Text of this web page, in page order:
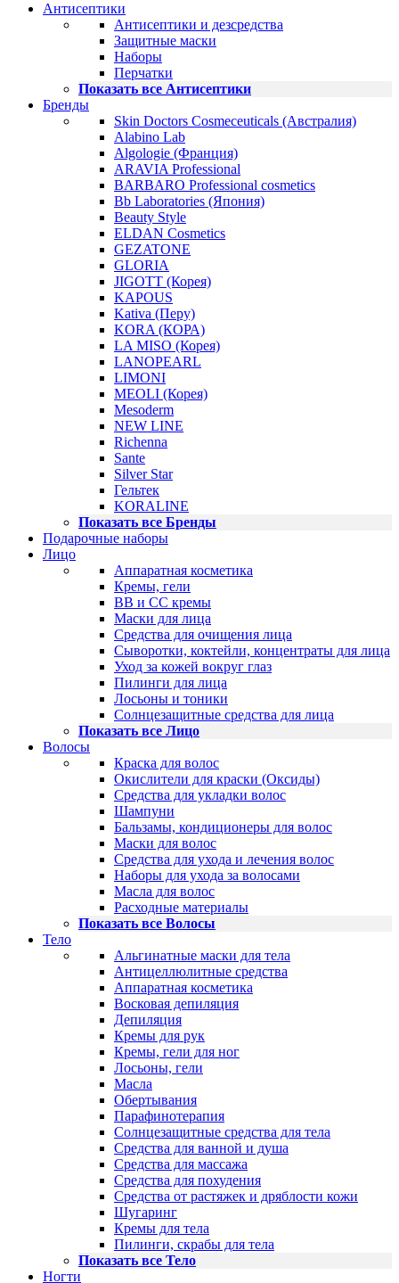
Антисептики
Антисептики и дезсредства
Защитные маски
Наборы
Перчатки
Показать все Антисептики
Бренды
Skin Doctors Cosmeceuticals (Австралия)
Alabino Lab
Algologie (Франция)
ARAVIA Professional
BARBARO Professional cosmetics
Bb Laboratories (Япония)
Beauty Style
ELDAN Cosmetics
GEZATONE
GLORIA
JIGOTT (Корея)
KAPOUS
Kativa (Перу)
KORA (КОРА)
LA MISO (Корея)
LANOPEARL
LIMONI
MEOLI (Корея)
Mesoderm
NEW LINE
Richenna
Sante
Silver Star
Гельтек
KORALINE
Показать все Бренды
Подарочные наборы
Лицо
Аппаратная косметика
Кремы, гели
BB и CC кремы
Маски для лица
Средства для очищения лица
Сыворотки, коктейли, концентраты для лица
Уход за кожей вокруг глаз
Пилинги для лица
Лосьоны и тоники
Солнцезащитные средства для лица
Показать все Лицо
Волосы
Краска для волос
Окислители для краски (Оксиды)
Средства для укладки волос
Шампуни
Бальзамы, кондиционеры для волос
Маски для волос
Средства для ухода и лечения волос
Наборы для ухода за волосами
Масла для волос
Расходные материалы
Показать все Волосы
Тело
Альгинатные маски для тела
Антицеллюлитные средства
Аппаратная косметика
Восковая депиляция
Депиляция
Кремы для рук
Кремы, гели для ног
Лосьоны, гели
Масла
Обертывания
Парафинотерапия
Солнцезащитные средства для тела
Средства для ванной и душа
Средства для массажа
Средства для похудения
Средства от растяжек и дряблости кожи
Шугаринг
Кремы для тела
Пилинги, скрабы для тела
Показать все Тело
Ногти